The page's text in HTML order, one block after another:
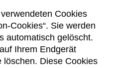
Cookies
Cookies“. Sie werden
automatisch gelöscht.
Ihrem Endgerät
löschen. Diese Cookies